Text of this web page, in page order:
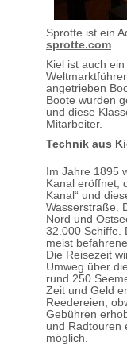
Sprotte ist ein
sprotte.com
Kiel ist auch
angetrieben
Boote wurden
und diese
Mitarbeiter.
Technik aus
Im Jahre 1895
Kanal eröffnet,
Kanal“ und
Wasserstraße.
Nord und
32.000 Schiffe.
meist
Die Reisezeit
Umweg über
rund 250
Zeit und Geld
Reedereien,
Gebühren
und Radtouren
möglich.